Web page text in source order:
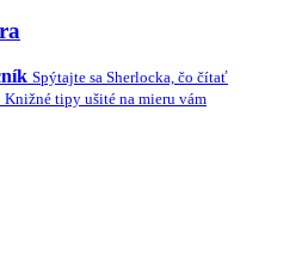
Spýtajte sa Sherlocka, čo čítať
Knižné tipy ušité na mieru vám